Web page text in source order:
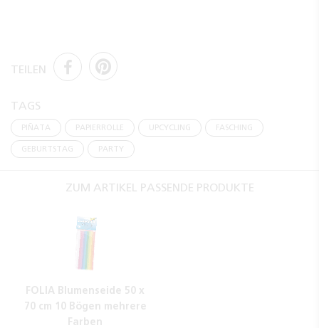
TEILEN
TAGS
PIÑATA PAPIERROLLE UPCYCLING FASCHING
GEBURTSTAG PARTY
ZUM ARTIKEL PASSENDE PRODUKTE
FOLIA Blumenseide 50 x
70 cm 10 Bögen mehrere
Farben